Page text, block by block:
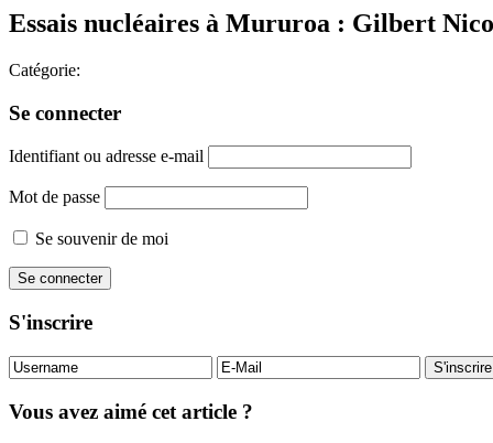
Essais nucléaires à Mururoa : Gilbert
Catégorie:
Se connecter
Identifiant ou adresse e-mail
Mot de passe
Se souvenir de moi
S'inscrire
Vous avez aimé cet article ?